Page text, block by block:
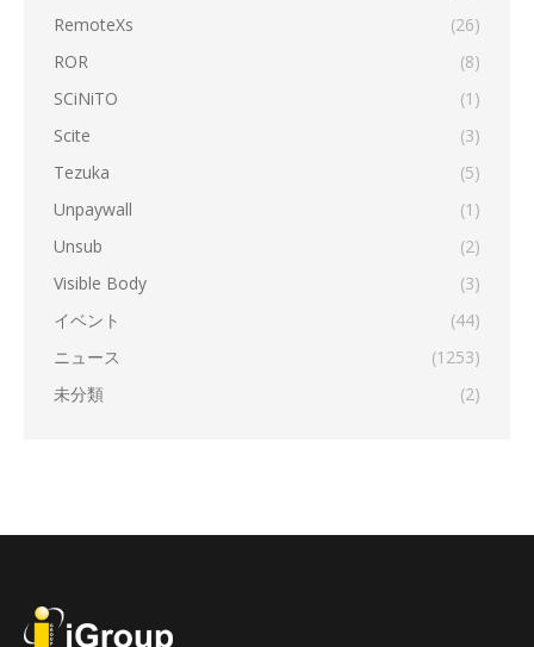
RemoteXs
(26)
ROR
(8)
SCiNiTO
(1)
Scite
(3)
Tezuka
(5)
Unpaywall
(1)
Unsub
(2)
Visible Body
(3)
イベント
(44)
ニュース
(1253)
未分類
(2)